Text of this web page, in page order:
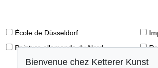
École de Düsseldorf
Peinture allemande du Nord
Bienvenue chez Ketterer Kunst